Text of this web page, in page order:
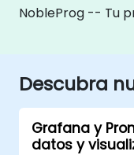
NobleProg -- Tu
Descubra
Grafana y
datos y